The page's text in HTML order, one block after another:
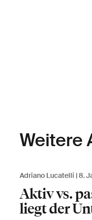
Weitere
Adriano Lucatelli 8.
Aktiv vs.
liegt der